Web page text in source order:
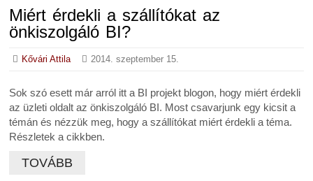
Miért érdekli a szállítókat az
önkiszolgáló BI?
Kővári Attila 2014. szeptember 15.
Sok szó esett már arról itt a BI projekt blogon, hogy miért érdekli
az üzleti oldalt az önkiszolgáló BI. Most csavarjunk egy kicsit a
témán és nézzük meg, hogy a szállítókat miért érdekli a téma.
Részletek a cikkben.
TOVÁBB